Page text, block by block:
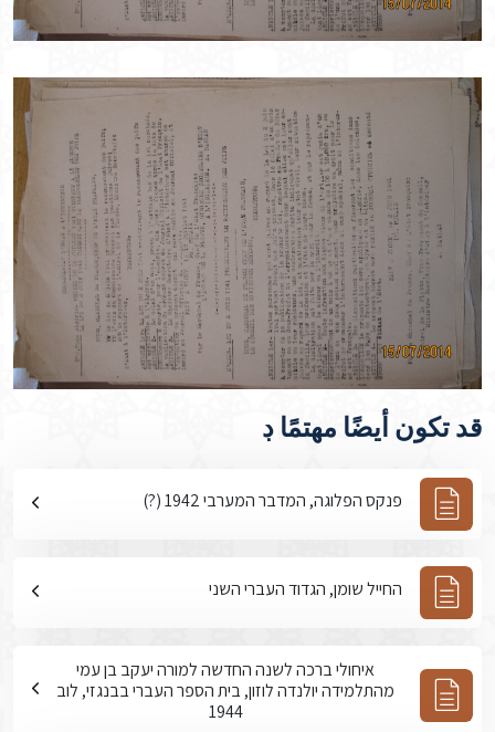
قد تكون أيضًا مهتمًا ڊ
פנקס הפלוגה, המדבר המערבי 1942 (?)
החייל שומן, הגדוד העברי השני
איחולי ברכה לשנה החדשה למורה יעקב בן עמי
מהתלמידה יולנדה לוזון, בית הספר העברי בבנגזי, לוב
1944